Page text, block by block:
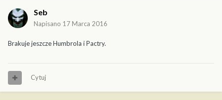
Seb
Napisano 17 Marca 2016
Brakuje jeszcze Humbrola i Pactry.
Cytuj